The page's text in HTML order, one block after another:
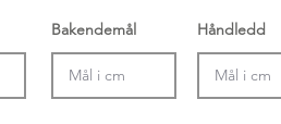
Bakendemål Håndledd